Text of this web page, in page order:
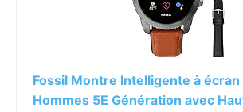
Fossil Montre Intelligente à
Hommes 5E Génération avec